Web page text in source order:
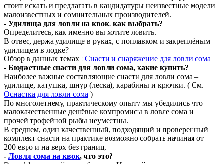
стоит искать и предлагать в кандидатуры неизвестные модели
малоизвестных и сомнительных производителей.
- Удилища для ловли на квок, как выбрать?
Определитесь, как именно вы хотите ловить.
В отвес, держа удилище в руках, с поплавком и закреплёным
удилищем в лодке?
Обзор в данных темах : Снасти и снаряжение для ловли сома
- Бюджетные снасти для ловли сома, какие купить?
Наиболее важные составляющие снасти для ловли сома –
удилище, катушка, шнур (леска), карабины и крючки. ( См.
Оснастка для ловли сома )
По многолетнему, практическому опыту мы убедились что
малокачественные дешёвые компромисы в ловле сома и
прочей трофейной рыбы неуместны.
В среднем, один качественный, подходящий и проверенный
комплект снасти на практике возможно собрать начиная от
200 евро и на верх без границ.
- Ловля сома на квок, что это?